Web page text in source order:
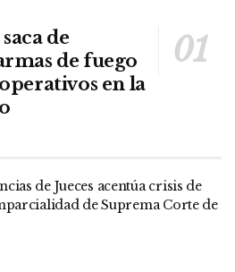
de
de fuego
operativos en la
de Jueces acentúa crisis de
de Suprema Corte de